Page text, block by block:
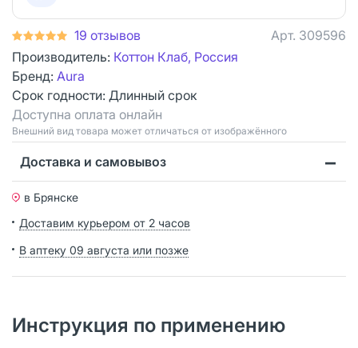
19 отзывов Арт. 309596
Производитель: Коттон Клаб, Россия
Бренд: Aura
Срок годности: Длинный срок
Доступна оплата онлайн
Bнешний вид товара может отличаться от изображённого
Доставка и самовывоз
в Брянске
Доставим курьером от 2 часов
В аптеку 09 августа или позже
Инструкция по применению